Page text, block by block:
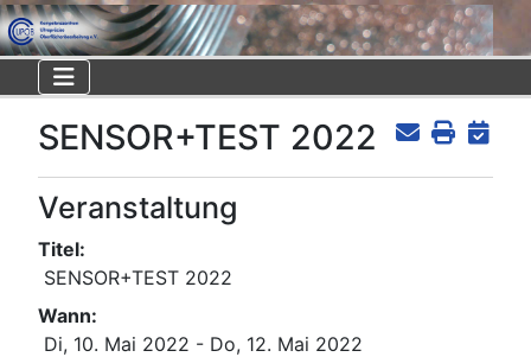
SENSOR+TEST 2022
Veranstaltung
Titel:
SENSOR+TEST 2022
Wann:
Di, 10. Mai 2022 - Do, 12. Mai 2022